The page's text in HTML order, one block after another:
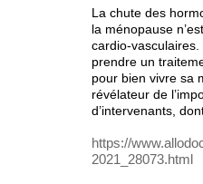
La chute des
la ménopause
cardio-
prendre un
pour bien vivre sa
révélateur de
d’intervenants,
https://
2021_28073.html